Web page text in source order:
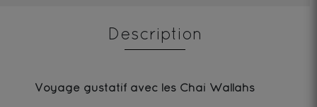
Description
Voyage gustatif avec les Chai Wallahs